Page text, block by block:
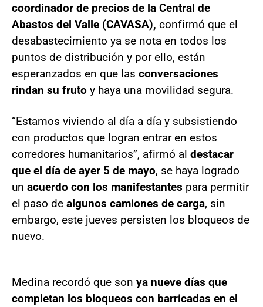
coordinador de precios de la Central de
Abastos del Valle (CAVASA), confirmó que el
desabastecimiento ya se nota en todos los
puntos de distribución y por ello, están
esperanzados en que las conversaciones
rindan su fruto y haya una movilidad segura.
“Estamos viviendo al día a día y subsistiendo
con productos que logran entrar en estos
corredores humanitarios”, afirmó al destacar
que el día de ayer 5 de mayo, se haya logrado
un acuerdo con los manifestantes para permitir
el paso de algunos camiones de carga, sin
embargo, este jueves persisten los bloqueos de
nuevo.
Medina recordó que son ya nueve días que
completan los bloqueos con barricadas en el